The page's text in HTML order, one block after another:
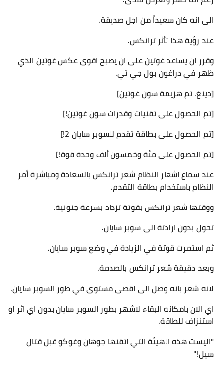
الى انه كان سعيداً من اجل صديقة.
عند رؤية هذا تأثر ترانكس.
وقرر ان يساعد غوتين على ان يصبح اقوى عكس غوتين الذي
ظهر في دراغون بول جي تي.
[دينغ. تم هزيمة سون غوتين]
[تم الحصول على تقنيات وقدرات سون غوتين!]
[تم الحصول على بطاقة تقدم للسوبر سايان 2!]
[تم الحصول على مئة وخمسون ألف وحدة قوة!]
عند سماع اشعار النظام شعر ترانكس بالسعادة ومباشرة أمر
النظام باستخدام بطاقة التقدم.
ووقتها شعر ترانكس بقوتة تزداد بسرعة جنونية.
تحول بدون ارادتة الى سوبر سايان.
ثم استمرت قوتة في الزيادة في وضع سوبر سايان.
وبعد دقيقة شعر ترانكس بالصدمة.
لانه شعر بانه وصل الى اقصى مستوى في طور السوبر سايان.
اي الان بامكانه البقاء لاشهر بطور السوبر سايان بدون اي اثر او
استنزاف للطاقة.
"اليست هذه الهيئة التي اتقنها جوهان وغوكو قبل قتال
سيل!"